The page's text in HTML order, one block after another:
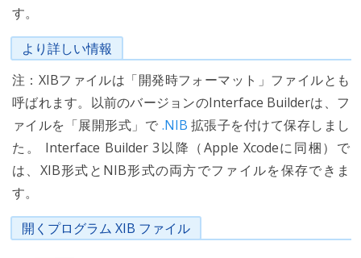
す。
より詳しい情報
注：XIBファイルは「開発時フォーマット」ファイルとも
呼ばれます。以前のバージョンのInterface Builderは、フ
ァイルを「展開形式」で .NIB 拡張子を付けて保存しまし
た。 Interface Builder 3以降（Apple Xcodeに同梱）で
は、XIB形式とNIB形式の両方でファイルを保存できま
す。
開くプログラム XIB ファイル